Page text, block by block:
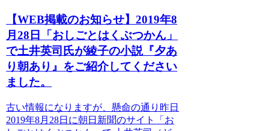
【WEB掲載のお知らせ】2019年8
月28日「おしごとはくぶつかん」
で土井英司氏が綾子の小説『夕あ
り朝あり』をご紹介してください
ました。
古い情報になりますが、懸命の通り昨日
2019年8月28日に朝日新聞のサイト「お